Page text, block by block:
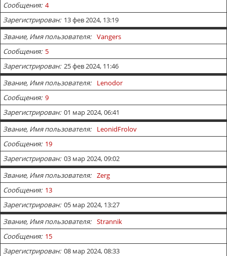
Сообщения 4
Зарегистрирован 13 фев 2024, 13:19
Звание, Имя пользователя
Vangers
Сообщения 5
Зарегистрирован 25 фев 2024, 11:46
Звание, Имя пользователя
Lenodor
Сообщения 9
Зарегистрирован 01 мар 2024, 06:41
Звание, Имя пользователя
LeonidFrolov
Сообщения 19
Зарегистрирован 03 мар 2024, 09:02
Звание, Имя пользователя
Zerg
Сообщения 13
Зарегистрирован 05 мар 2024, 13:27
Звание, Имя пользователя
Strannik
Сообщения 15
Зарегистрирован 08 мар 2024, 08:33